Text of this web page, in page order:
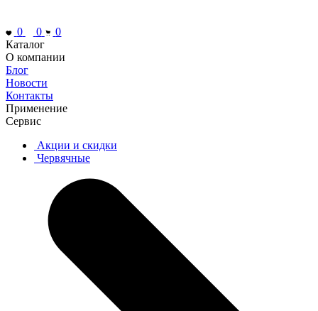
0 0
0
Каталог
О компании
Блог
Новости
Контакты
Применение
Сервис
Акции и скидки
Червячные